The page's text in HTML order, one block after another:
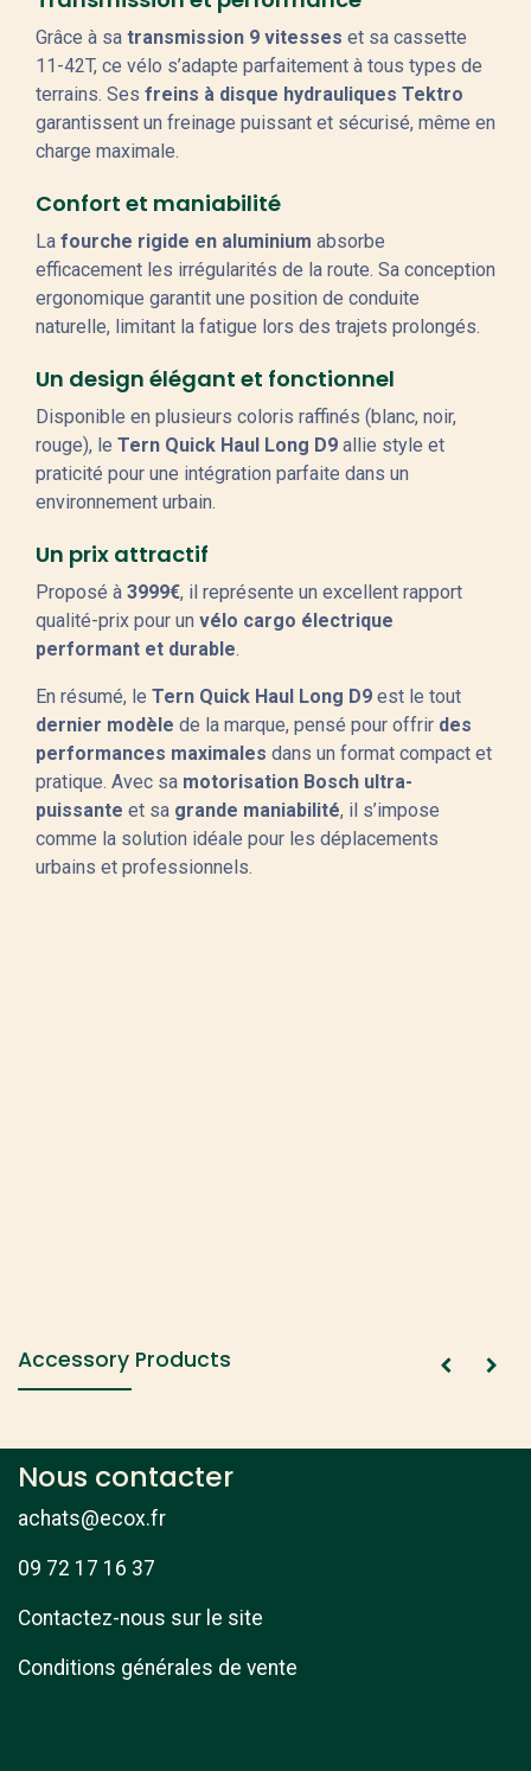
Grâce à sa transmission 9 vitesses et sa cassette
11-42T, ce vélo s’adapte parfaitement à tous types de
terrains. Ses freins à disque hydrauliques Tektro
garantissent un freinage puissant et sécurisé, même en
charge maximale.
Confort et maniabilité
La fourche rigide en aluminium absorbe
efficacement les irrégularités de la route. Sa conception
ergonomique garantit une position de conduite
naturelle, limitant la fatigue lors des trajets prolongés.
Un design élégant et fonctionnel
Disponible en plusieurs coloris raffinés (blanc, noir,
rouge), le Tern Quick Haul Long D9 allie style et
praticité pour une intégration parfaite dans un
environnement urbain.
Un prix attractif
Proposé à 3999€, il représente un excellent rapport
qualité-prix pour un vélo cargo électrique
performant et durable.
En résumé, le Tern Quick Haul Long D9 est le tout
dernier modèle de la marque, pensé pour offrir des
performances maximales dans un format compact et
pratique. Avec sa motorisation Bosch ultra-
puissante et sa grande maniabilité, il s’impose
comme la solution idéale pour les déplacements
urbains et professionnels.
Accessory Products
Nous contacter
achats@ecox.fr
09 72 17 16 37
Contactez-nous sur le site
Conditions générales de vente